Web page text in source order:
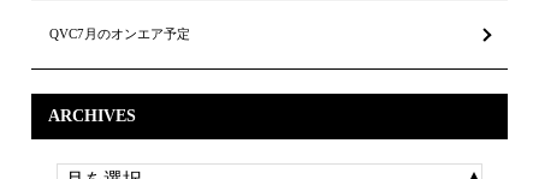
QVC7月のオンエア予定
ARCHIVES